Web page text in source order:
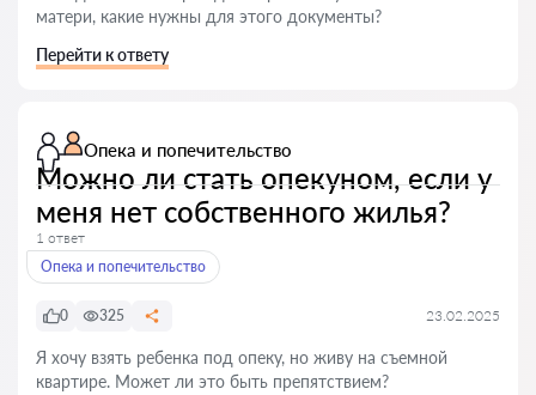
матери, какие нужны для этого документы?
Перейти к ответу
Опека и попечительство
Можно ли стать опекуном, если у
меня нет собственного жилья?
1 ответ
Опека и попечительство
0 325 23.02.2025
Я хочу взять ребенка под опеку, но живу на съемной
квартире. Может ли это быть препятствием?